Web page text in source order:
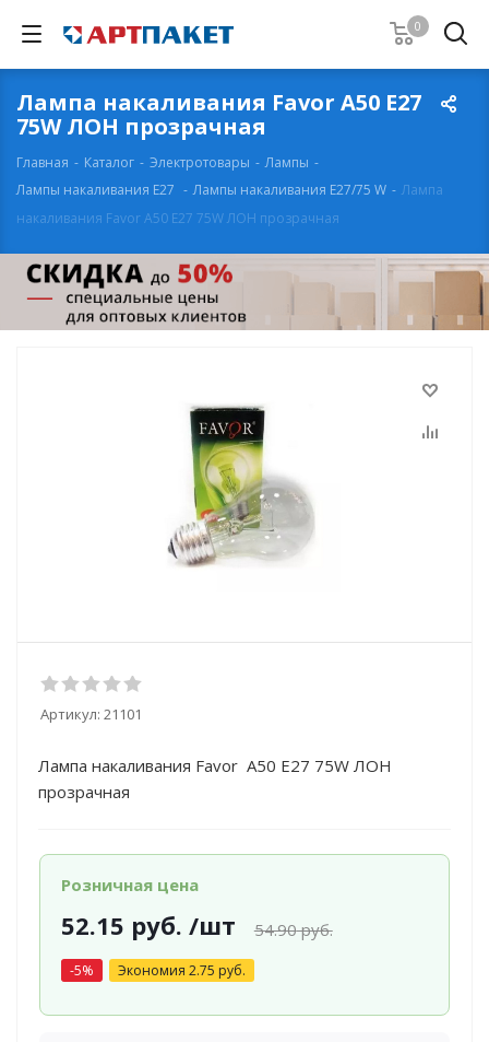
0
Лампа накаливания Favor A50 E27
75W ЛОН прозрачная
Главная - Каталог - Электротовары - Лампы -
Лампы накаливания E27 - Лампы накаливания E27/75 W - Лампа
накаливания Favor A50 E27 75W ЛОН прозрачная
Артикул: 21101
Лампа накаливания Favor A50 E27 75W ЛОН
прозрачная
Розничная цена
52.15 руб. /шт 54.90руб.
-5% Экономия 2.75 руб.